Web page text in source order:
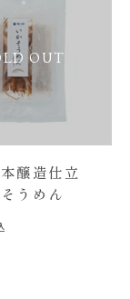
OUT
醸造仕立
うめん